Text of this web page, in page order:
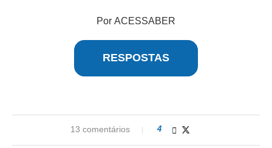
Por ACESSABER
RESPOSTAS
13 comentários 4